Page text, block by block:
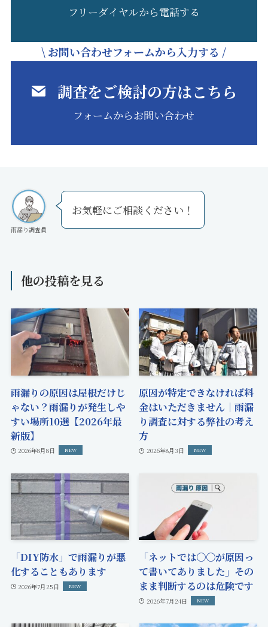
フリーダイヤルから電話する
\ お問い合わせフォームから入力する /
調査をご検討の方はこちら
フォームからお問い合わせ
雨漏り調査員
お気軽にご相談ください！
他の投稿を見る
雨漏りの原因は屋根だけじ
ゃない？雨漏りが発生しや
すい場所10選【2026年最
新版】
2026年8月8日
原因が特定できなければ料
金はいただきません｜雨漏
り調査に対する弊社の考え
方
2026年8月3日
「DIY防水」で雨漏りが悪
化することもあります
2026年7月25日
「ネットでは〇〇が原因っ
て書いてありました」その
まま判断するのは危険です
2026年7月24日